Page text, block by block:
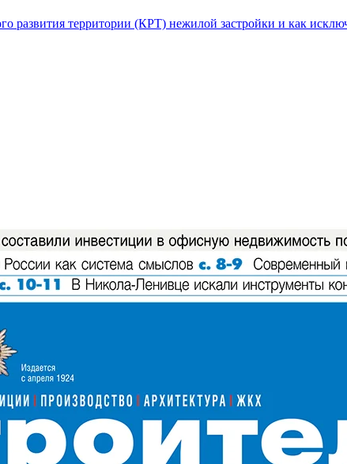
развития территории (КРТ) нежилой застройки и как